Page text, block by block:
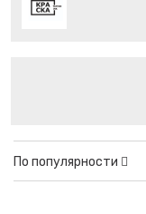
По популярности